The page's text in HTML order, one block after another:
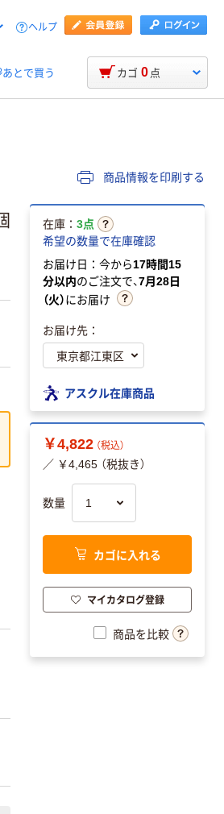
ヘルプ
あとで買う カゴ 0 点
商品情報を印刷する
在庫： 3点
希望の数量で在庫確認
お届け日：今から17時間15
分以内のご注文で、7月28日
（火）にお届け
お届け先：
アスクル在庫商品
￥4,822 （税込）
／ ￥4,465 （税抜き）
数量
カゴに入れる
マイカタログ登録
商品を比較